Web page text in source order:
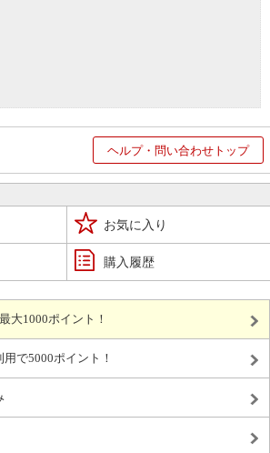
ヘルプ・問い合わせトップ
お気に入り
購入履歴
大1000ポイント！
で5000ポイント！